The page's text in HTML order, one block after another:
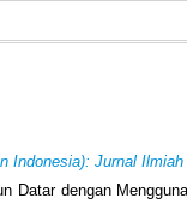
Indonesia): Jurnal
Datar dengan